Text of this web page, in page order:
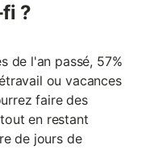
?
de l'an passé, 57%
ou vacances
faire des
en restant
de jours de